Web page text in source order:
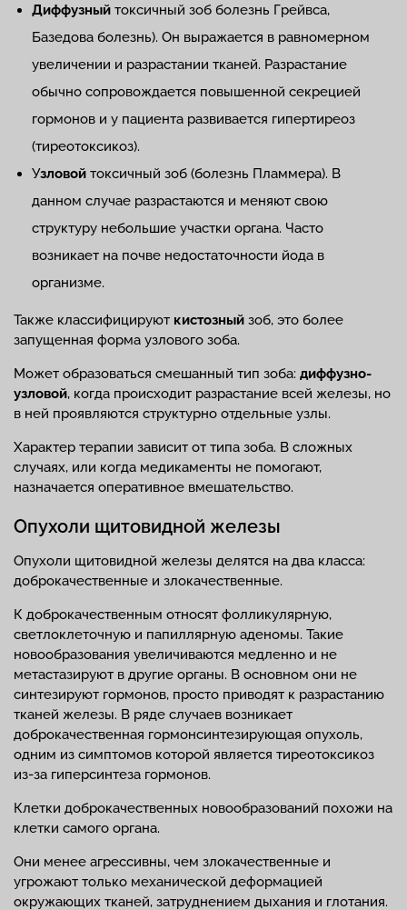
Диффузный токсичный зоб болезнь Грейвса,
Базедова болезнь). Он выражается в равномерном
увеличении и разрастании тканей. Разрастание
обычно сопровождается повышенной секрецией
гормонов и у пациента развивается гипертиреоз
(тиреотоксикоз).
Узловой токсичный зоб (болезнь Пламмера). В
данном случае разрастаются и меняют свою
структуру небольшие участки органа. Часто
возникает на почве недостаточности йода в
организме.
Также классифицируют кистозный зоб, это более
запущенная форма узлового зоба.
Может образоваться смешанный тип зоба: диффузно-
узловой, когда происходит разрастание всей железы, но
в ней проявляются структурно отдельные узлы.
Характер терапии зависит от типа зоба. В сложных
случаях, или когда медикаменты не помогают,
назначается оперативное вмешательство.
Опухоли щитовидной железы
Опухоли щитовидной железы делятся на два класса:
доброкачественные и злокачественные.
К доброкачественным относят фолликулярную,
светлоклеточную и папиллярную аденомы. Такие
новообразования увеличиваются медленно и не
метастазируют в другие органы. В основном они не
синтезируют гормонов, просто приводят к разрастанию
тканей железы. В ряде случаев возникает
доброкачественная гормонсинтезирующая опухоль,
одним из симптомов которой является тиреотоксикоз
из-за гиперсинтеза гормонов.
Клетки доброкачественных новообразований похожи на
клетки самого органа.
Они менее агрессивны, чем злокачественные и
угрожают только механической деформацией
окружающих тканей, затруднением дыхания и глотания.